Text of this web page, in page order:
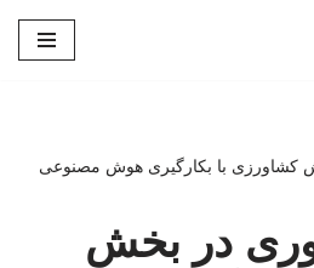
کشاورزی با بکارگیری هوش مصنوعی
در بخش